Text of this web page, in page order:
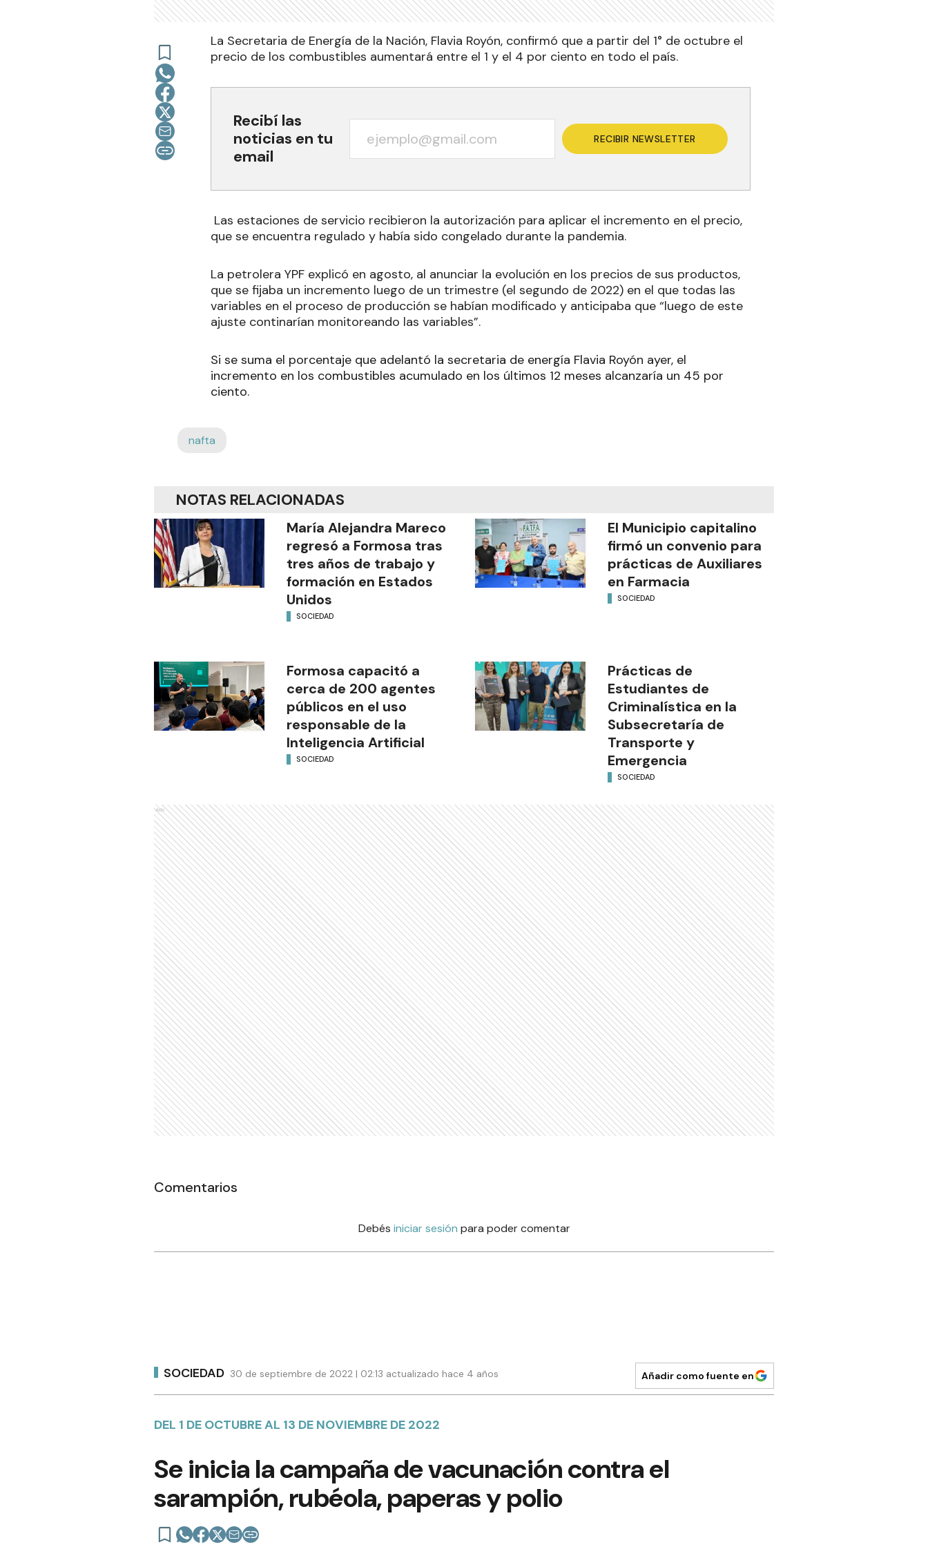
La Secretaria de Energía de la Nación, Flavia Royón, confirmó que a partir del 1° de octubre el
precio de los combustibles aumentará entre el 1 y el 4 por ciento en todo el país.
Recibí las
noticias en tu
email
RECIBIR NEWSLETTER
Las estaciones de servicio recibieron la autorización para aplicar el incremento en el precio,
que se encuentra regulado y había sido congelado durante la pandemia.
La petrolera YPF explicó en agosto, al anunciar la evolución en los precios de sus productos,
que se fijaba un incremento luego de un trimestre (el segundo de 2022) en el que todas las
variables en el proceso de producción se habían modificado y anticipaba que “luego de este
ajuste continarían monitoreando las variables”.
Si se suma el porcentaje que adelantó la secretaria de energía Flavia Royón ayer, el
incremento en los combustibles acumulado en los últimos 12 meses alcanzaría un 45 por
ciento.
nafta
NOTAS RELACIONADAS
María Alejandra Mareco
regresó a Formosa tras
tres años de trabajo y
formación en Estados
Unidos
SOCIEDAD
El Municipio capitalino
firmó un convenio para
prácticas de Auxiliares
en Farmacia
SOCIEDAD
Formosa capacitó a
cerca de 200 agentes
públicos en el uso
responsable de la
Inteligencia Artificial
SOCIEDAD
Prácticas de
Estudiantes de
Criminalística en la
Subsecretaría de
Transporte y
Emergencia
SOCIEDAD
Ads
Comentarios
Debés iniciar sesión para poder comentar
SOCIEDAD 30 de septiembre de 2022 | 02:13 actualizado hace 4 años Añadir como fuente en
DEL 1 DE OCTUBRE AL 13 DE NOVIEMBRE DE 2022
Se inicia la campaña de vacunación contra el
sarampión, rubéola, paperas y polio